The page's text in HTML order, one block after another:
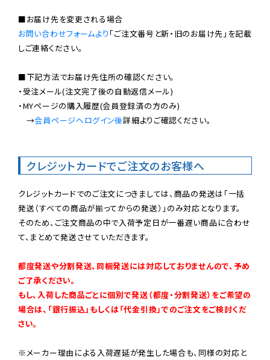
お問い合わせフォームより 「ご注文番号と新・旧のお届け先」を記載
しご連絡ください。
■下記方法でお届け先住所の確認ください。
・受注メール(注文完了後の自動返信メール)
・MYページの購入履歴(会員登録済の方のみ)
→会員ページへログイン後詳細よりご確認ください。
クレジットカードでご注文のお客様へ
クレジットカードでのご注文につきましては、商品の発送は「一括
発送（すべての商品が揃ってからの発送）」のみ対応となります。
そのため、ご注文商品の中で入荷予定日が一番遅い商品に合わせ
て、まとめて発送させていただきます。
都度発送や分割発送、同梱発送には対応しておりませんので、予め
ご了承ください。
もし、入荷した商品ごとに個別で発送（都度・分割発送）をご希望の
場合は、「銀行振込」もしくは「代金引換」でのご注文をご検討くだ
さい。
※メーカー理由による入荷遅延が発生した場合も、同様の対応と